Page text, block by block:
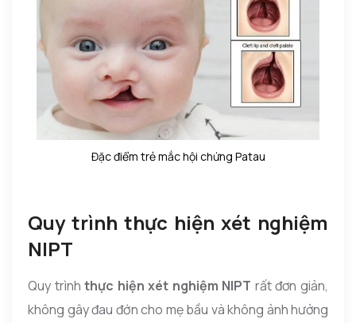
Đặc điểm trẻ mắc hội chứng Patau
Quy trình thực hiện xét nghiệm
NIPT
Quy trìnhthực hiện xét nghiệm NIPT rất đơn giản,
không gây đau đớn cho mẹ bầu và không ảnh hưởng